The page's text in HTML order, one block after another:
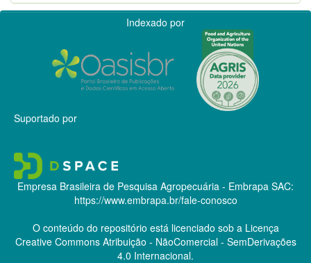
Indexado por
Suportado por
Empresa Brasileira de Pesquisa Agropecuária - Embrapa SAC:
https://www.embrapa.br/fale-conosco
O conteúdo do repositório está licenciado sob a Licença
Creative CommonsAtribuição - NãoComercial - SemDerivações
4.0 Internacional.